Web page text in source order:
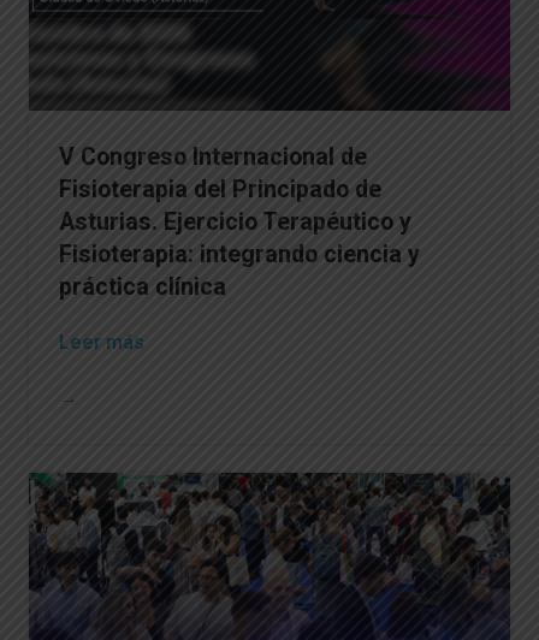
V Congreso Internacional de
Fisioterapia del Principado de
Asturias. Ejercicio Terapéutico y
Fisioterapia: integrando ciencia y
práctica clínica
Leer más
→